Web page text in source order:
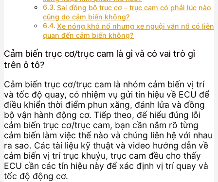
Sai đồng bộ trục cơ – trục cam có phải lúc nào
cũng do cảm biến không?
Xe nóng khó nổ nhưng xe nguội vẫn nổ có liên
quan đến cảm biến không?
Cảm biến trục cơ/trục cam là gì và có vai trò gì
trên ô tô?
Cảm biến trục cơ/trục cam là nhóm cảm biến vị trí
và tốc độ quay, có nhiệm vụ gửi tín hiệu về ECU để
điều khiển thời điểm phun xăng, đánh lửa và đồng
bộ vận hành động cơ. Tiếp theo, để hiểu đúng lỗi
cảm biến trục cơ/trục cam, bạn cần nắm rõ từng
cảm biến làm việc thế nào và chúng liên hệ với nhau
ra sao. Các tài liệu kỹ thuật và video hướng dẫn về
cảm biến vị trí trục khuỷu, trục cam đều cho thấy
ECU cần các tín hiệu này để xác định vị trí quay và
tốc độ động cơ.